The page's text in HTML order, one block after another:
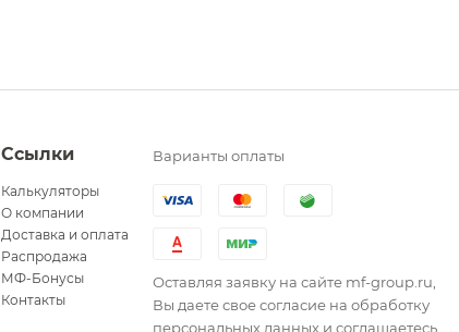
Ссылки
Калькуляторы
О компании
Доставка и оплата
Распродажа
МФ-Бонусы
Контакты
Варианты оплаты
Оставляя заявку на сайте mf-group.ru,
Вы даете свое согласие на обработку
персональных данных и соглашаетесь